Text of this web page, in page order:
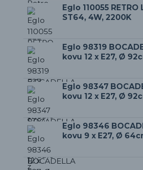
Eglo 110055
ST64, 4W, 2200K
Eglo 98319
kovu 12 x E27, Ø
Eglo 98347
kovu 12 x E27, Ø
Eglo 98346
kovu 9 x E27, Ø